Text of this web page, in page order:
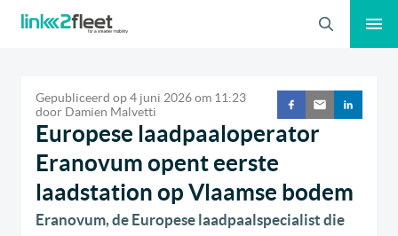
Zoeken
Gepubliceerd op4 juni 2026om 11:23
door Damien Malvetti
Europese laadpaaloperator
Eranovum opent eerste
laadstation op Vlaamse bodem
Eranovum, de Europese laadpaalspecialist die